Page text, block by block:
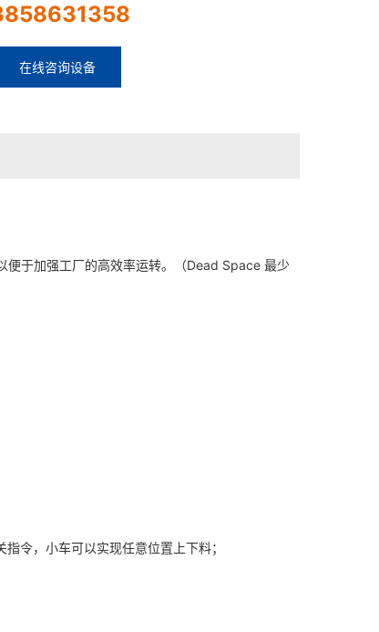
在线咨询设备
于加强工厂的高效率运转。（Dead Space 最少
令，小车可以实现任意位置上下料；